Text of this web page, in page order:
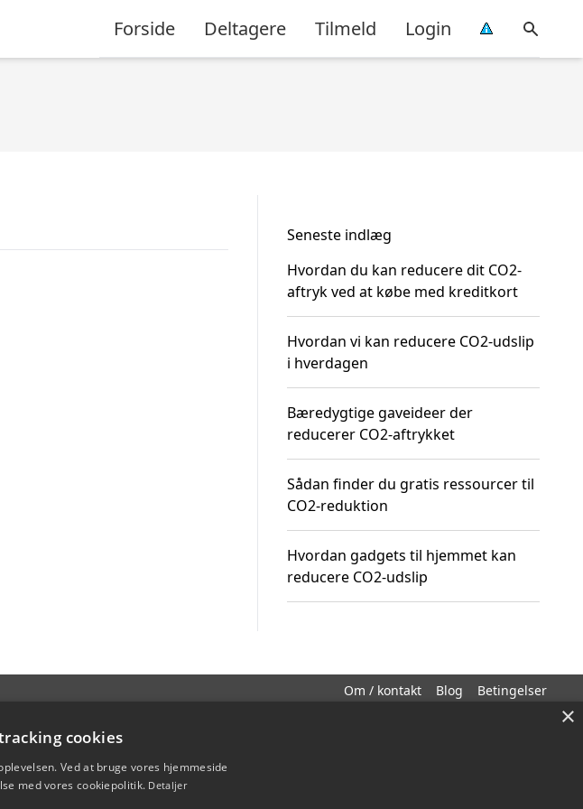
Forside Deltagere Tilmeld Login
Seneste indlæg
Hvordan du kan reducere dit CO2-
aftryk ved at købe med kreditkort
Hvordan vi kan reducere CO2-udslip
i hverdagen
Bæredygtige gaveideer der
reducerer CO2-aftrykket
Sådan finder du gratis ressourcer til
CO2-reduktion
Hvordan gadgets til hjemmet kan
reducere CO2-udslip
Om / kontakt Blog Betingelser
×
cookies
Ved at bruge vores hjemmeside
med vores cookiepolitik. Detaljer